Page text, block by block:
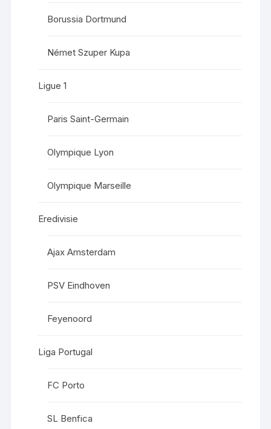
Borussia Dortmund
Német Szuper Kupa
Ligue 1
Paris Saint-Germain
Olympique Lyon
Olympique Marseille
Eredivisie
Ajax Amsterdam
PSV Eindhoven
Feyenoord
Liga Portugal
FC Porto
SL Benfica